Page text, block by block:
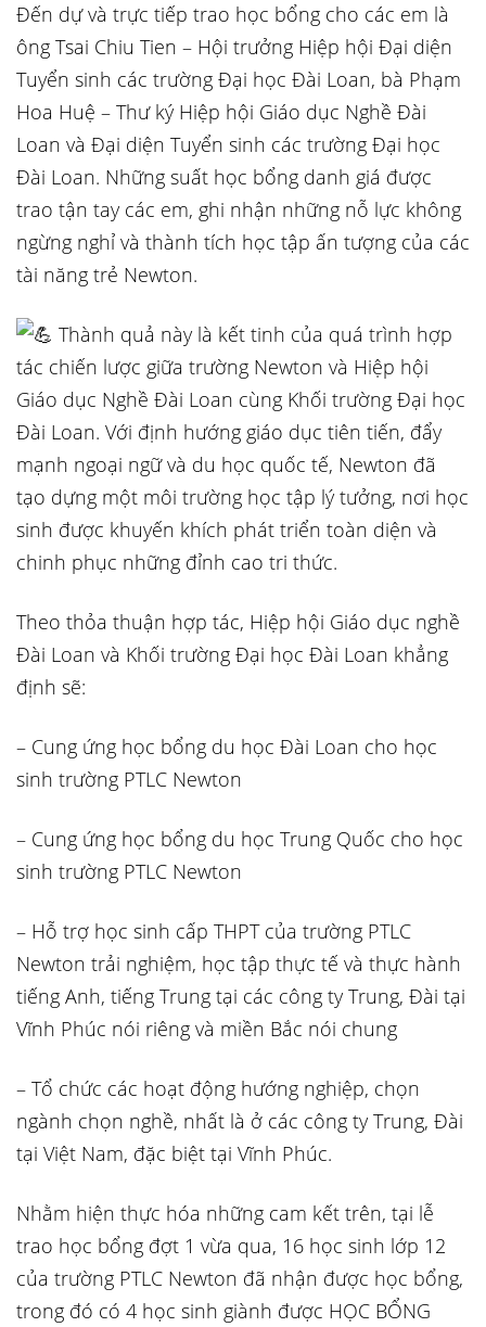
Đến dự và trực tiếp trao học bổng cho các em là
ông Tsai Chiu Tien – Hội trưởng Hiệp hội Đại diện
Tuyển sinh các trường Đại học Đài Loan, bà Phạm
Hoa Huệ – Thư ký Hiệp hội Giáo dục Nghề Đài
Loan và Đại diện Tuyển sinh các trường Đại học
Đài Loan. Những suất học bổng danh giá được
trao tận tay các em, ghi nhận những nỗ lực không
ngừng nghỉ và thành tích học tập ấn tượng của các
tài năng trẻ Newton.
Thành quả này là kết tinh của quá trình hợp
tác chiến lược giữa trường Newton và Hiệp hội
Giáo dục Nghề Đài Loan cùng Khối trường Đại học
Đài Loan. Với định hướng giáo dục tiên tiến, đẩy
mạnh ngoại ngữ và du học quốc tế, Newton đã
tạo dựng một môi trường học tập lý tưởng, nơi học
sinh được khuyến khích phát triển toàn diện và
chinh phục những đỉnh cao tri thức.
Theo thỏa thuận hợp tác, Hiệp hội Giáo dục nghề
Đài Loan và Khối trường Đại học Đài Loan khẳng
định sẽ:
– Cung ứng học bổng du học Đài Loan cho học
sinh trường PTLC Newton
– Cung ứng học bổng du học Trung Quốc cho học
sinh trường PTLC Newton
– Hỗ trợ học sinh cấp THPT của trường PTLC
Newton trải nghiệm, học tập thực tế và thực hành
tiếng Anh, tiếng Trung tại các công ty Trung, Đài tại
Vĩnh Phúc nói riêng và miền Bắc nói chung
– Tổ chức các hoạt động hướng nghiệp, chọn
ngành chọn nghề, nhất là ở các công ty Trung, Đài
tại Việt Nam, đặc biệt tại Vĩnh Phúc.
Nhằm hiện thực hóa những cam kết trên, tại lễ
trao học bổng đợt 1 vừa qua, 16 học sinh lớp 12
của trường PTLC Newton đã nhận được học bổng,
trong đó có 4 học sinh giành được HỌC BỔNG